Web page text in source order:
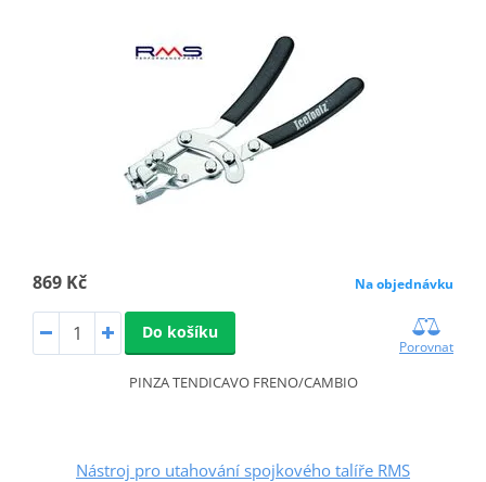
869 Kč Na objednávku
Do košíku
Porovnat
PINZA TENDICAVO FRENO/CAMBIO
Nástroj pro utahování spojkového talíře RMS